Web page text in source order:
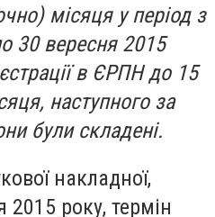
місяця у період з
30 вересня 2015
в ЄРПН до 15
наступного за
були складені.
накладної,
2015 року, термін